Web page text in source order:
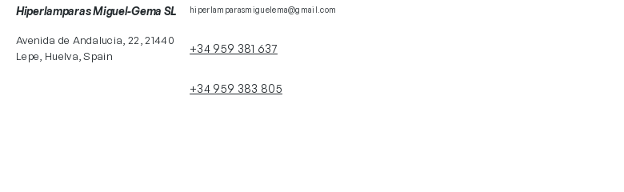
Hiperlamparas Miguel-Gema SL
Avenida de Andalucia, 22, 21440
Lepe, Huelva, Spain
hiperlamparasmiguelema@gmail.com
+34 959 381 637
+34 959 383 805